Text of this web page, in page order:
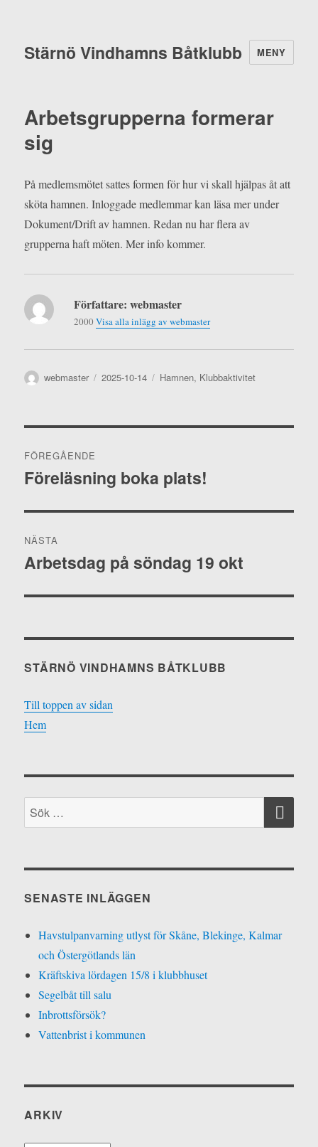
Stärnö Vindhamns Båtklubb MENY
Arbetsgrupperna formerar
sig
På medlemsmötet sattes formen för hur vi skall hjälpas åt att
sköta hamnen. Inloggade medlemmar kan läsa mer under
Dokument/Drift av hamnen. Redan nu har flera av
grupperna haft möten. Mer info kommer.
Författare: webmaster
2000Visa alla inlägg av webmaster
Författare
webmaster
Publicerat
2025-10-14 Kategorier
Hamnen, Klubbaktivitet
FÖREGÅENDE
Föregående
Föreläsning boka plats!
NÄSTA
Nästa
Arbetsdag på söndag 19 okt
STÄRNÖ VINDHAMNS BÅTKLUBB
Till toppen av sidan
Hem
Sök
efter:
SÖK
SENASTE INLÄGGEN
Havstulpanvarning utlyst för Skåne, Blekinge, Kalmar
och Östergötlands län
Kräftskiva lördagen 15/8 i klubbhuset
Segelbåt till salu
Inbrottsförsök?
Vattenbrist i kommunen
ARKIV